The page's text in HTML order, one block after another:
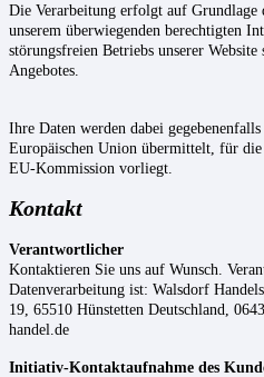
Die Verarbeitung erfolgt auf
unserem überwiegenden berechtigten
störungsfreien Betriebs unserer Website
Angebotes.
Ihre Daten werden dabei
Europäischen Union übermittelt, für die
EU-Kommission vorliegt.
Kontakt
Verantwortlicher
Kontaktieren Sie uns auf Wunsch.
Datenverarbeitung ist: Walsdorf
19, 65510 Hünstetten Deutschland,
handel.de
Initiativ-Kontaktaufnahme des